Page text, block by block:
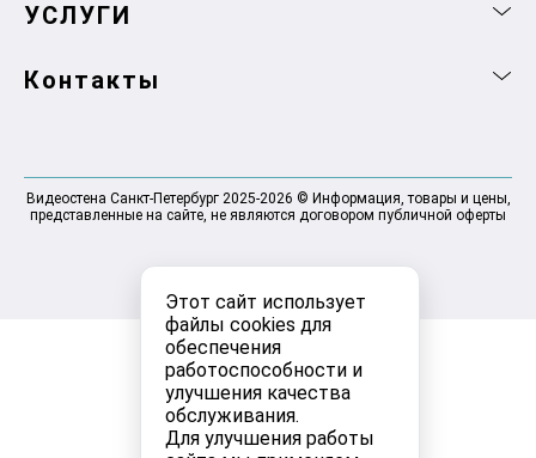
Этот сайт использует
файлы cookies для
обеспечения
работоспособности и
улучшения качества
обслуживания.
Для улучшения работы
УСЛУГИ
Контакты
Видеостена Санкт-Петербург 2025-2026 © Информация, товары и цены,
представленные на сайте, не являются договором публичной оферты